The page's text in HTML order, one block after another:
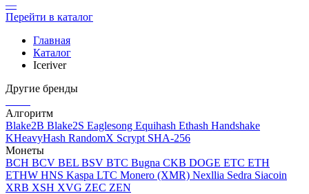
—
Перейти в каталог
Главная
Каталог
Iceriver
Другие бренды
Алгоритм
Blake2B Blake2S Eaglesong Equihash Ethash Handshake
KHeavyHash RandomX Scrypt SHA-256
Монеты
BCH BCV BEL BSV BTC Bugna CKB DOGE ETC ETH
ETHW HNS Kaspa LTC Monero (XMR) Nexllia Sedra Siacoin
XRB XSH XVG ZEC ZEN